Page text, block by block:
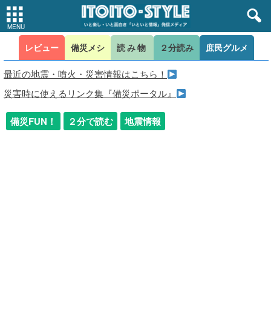
レビュー 備災メシ 読み物 ２分読み 庶民グルメ
最近の地震・噴火・災害情報はこちら！
災害時に使えるリンク集『備災ポータル』
備災FUN！ ２分で読む 地震情報